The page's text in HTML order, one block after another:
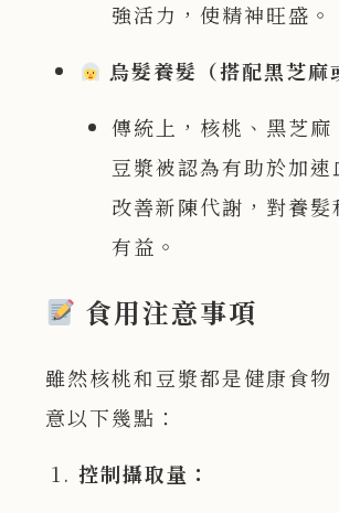
強活力，使精神旺盛。
烏髮養髮（搭配黑芝麻
傳統上，核桃、黑芝麻
豆漿被認為有助於加速
改善新陳代謝，對養髮
有益。
食用注意事項
雖然核桃和豆漿都是健康食物
意以下幾點：
控制攝取量：